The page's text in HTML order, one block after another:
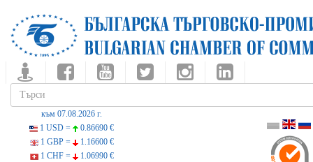
към 07.08.2026 г.
1 USD =
0.86690 €
1 GBP =
1.16600 €
1 CHF =
1.06990 €